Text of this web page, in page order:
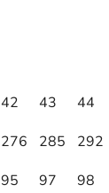
42 43 44
276 285 292
95 97 98